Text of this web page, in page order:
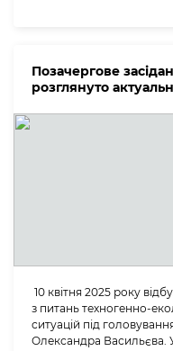
Позачергове
розглянуто
10 квітня 2025 року
з питань техногенно-
ситуацій під
Олександра Васильєва.